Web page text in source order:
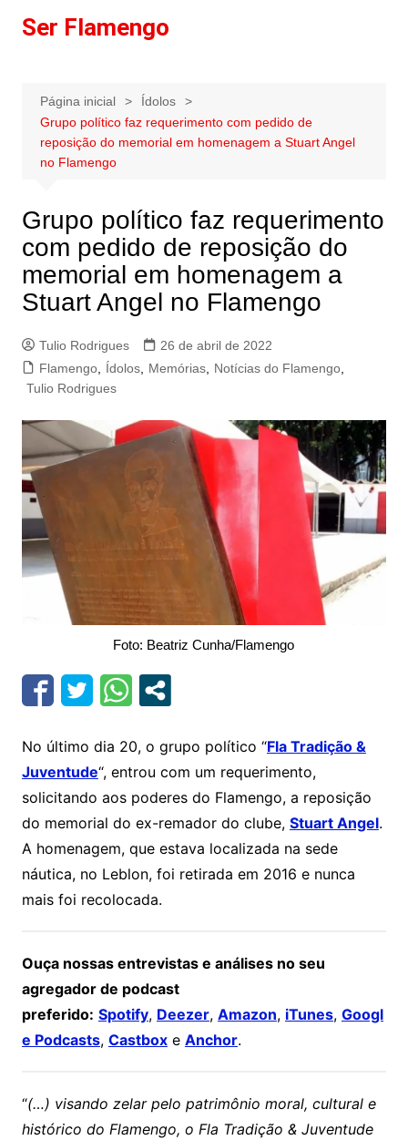
paraSer Flamengo
Página inicial
Ídolos
Grupo político faz requerimento com pedido de
reposição do memorial em homenagem a Stuart Angel
no Flamengo
Grupo político faz requerimento
com pedido de reposição do
memorial em homenagem a
Stuart Angel no Flamengo
Tulio Rodrigues
26 de abril de 2022
Flamengo, Ídolos, Memórias, Notícias do Flamengo,
Tulio Rodrigues
Foto: Beatriz Cunha/Flamengo
No último dia 20, o grupo político “Fla Tradição &
Juventude“, entrou com um requerimento,
solicitando aos poderes do Flamengo, a reposição
do memorial do ex-remador do clube, Stuart Angel.
A homenagem, que estava localizada na sede
náutica, no Leblon, foi retirada em 2016 e nunca
mais foi recolocada.
Ouça nossas entrevistas e análises no seu
agregador de podcast
preferido: Spotify, Deezer, Amazon, iTunes, Googl
e Podcasts, Castboxe Anchor.
“(…) visando zelar pelo patrimônio moral, cultural e
histórico do Flamengo, o Fla Tradição & Juventude